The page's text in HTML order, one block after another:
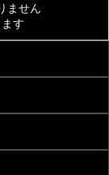
ません
す
着物レンタル